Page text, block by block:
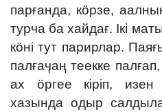
парғанда, кӧрзе,
турча ба хайдағ. Ікі
кӧні тут парирлар.
палғаӌаң теекке
ах ӧргее кіріп,
хазында одыр